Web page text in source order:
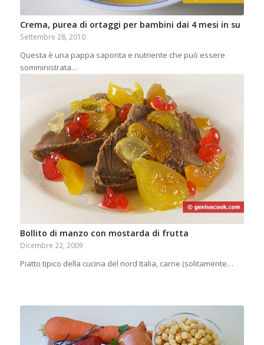
Crema, purea di ortaggi per bambini dai 4 mesi in su
Settembre 28, 2010
Questa è una pappa saporita e nutriente che può essere
somministrata…
Bollito di manzo con mostarda di frutta
Dicembre 22, 2009
Piatto tipico della cucina del nord Italia, carne (solitamente…